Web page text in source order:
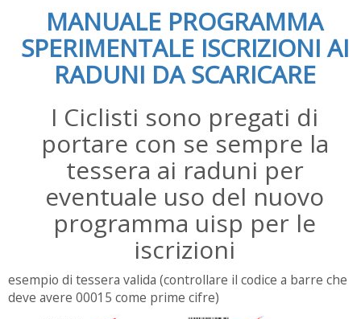
MANUALE PROGRAMMA
SPERIMENTALE ISCRIZIONI AI
RADUNI DA SCARICARE
I Ciclisti sono pregati di
portare con se sempre la
tessera ai raduni per
eventuale uso del nuovo
programma uisp per le
iscrizioni
esempio di tessera valida (controllare il codice a barre che
deve avere 00015 come prime cifre)